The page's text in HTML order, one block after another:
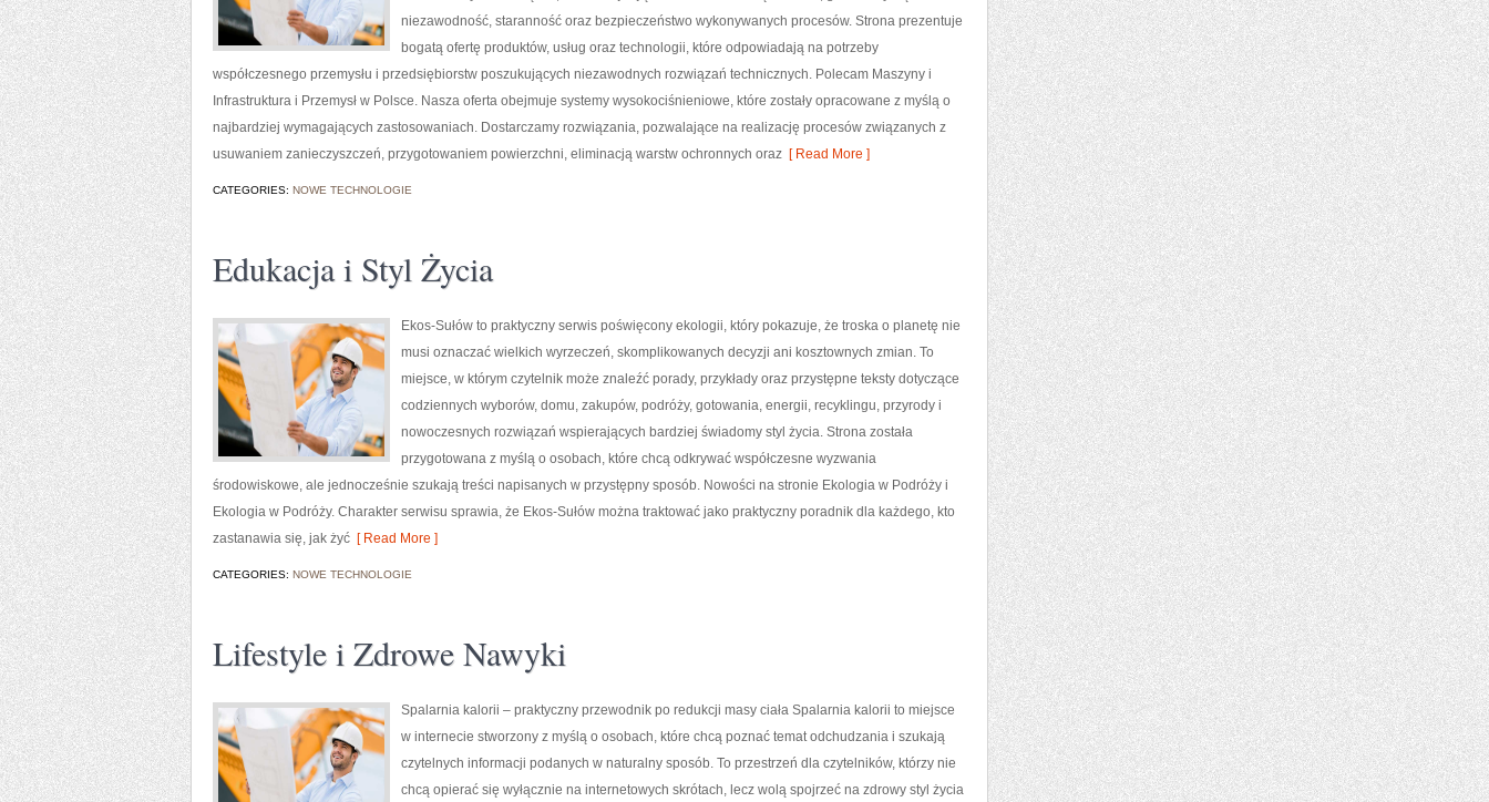
niezawodność, staranność oraz bezpieczeństwo wykonywanych procesów. Strona prezentuje
bogatą ofertę produktów, usług oraz technologii, które odpowiadają na potrzeby
współczesnego przemysłu i przedsiębiorstw poszukujących niezawodnych rozwiązań technicznych. Polecam Maszyny i
Infrastruktura i Przemysł w Polsce. Nasza oferta obejmuje systemy wysokociśnieniowe, które zostały opracowane z myślą o
najbardziej wymagających zastosowaniach. Dostarczamy rozwiązania, pozwalające na realizację procesów związanych z
usuwaniem zanieczyszczeń, przygotowaniem powierzchni, eliminacją warstw ochronnych oraz [ Read More ]
CATEGORIES: NOWE TECHNOLOGIE
Edukacja i Styl Życia
Ekos-Sułów to praktyczny serwis poświęcony ekologii, który pokazuje, że troska o planetę nie
musi oznaczać wielkich wyrzeczeń, skomplikowanych decyzji ani kosztownych zmian. To
miejsce, w którym czytelnik może znaleźć porady, przykłady oraz przystępne teksty dotyczące
codziennych wyborów, domu, zakupów, podróży, gotowania, energii, recyklingu, przyrody i
nowoczesnych rozwiązań wspierających bardziej świadomy styl życia. Strona została
przygotowana z myślą o osobach, które chcą odkrywać współczesne wyzwania
środowiskowe, ale jednocześnie szukają treści napisanych w przystępny sposób. Nowości na stronie Ekologia w Podróży i
Ekologia w Podróży. Charakter serwisu sprawia, że Ekos-Sułów można traktować jako praktyczny poradnik dla każdego, kto
zastanawia się, jak żyć [ Read More ]
CATEGORIES: NOWE TECHNOLOGIE
Lifestyle i Zdrowe Nawyki
Spalarnia kalorii – praktyczny przewodnik po redukcji masy ciała Spalarnia kalorii to miejsce
w internecie stworzony z myślą o osobach, które chcą poznać temat odchudzania i szukają
czytelnych informacji podanych w naturalny sposób. To przestrzeń dla czytelników, którzy nie
chcą opierać się wyłącznie na internetowych skrótach, lecz wolą spojrzeć na zdrowy styl życia